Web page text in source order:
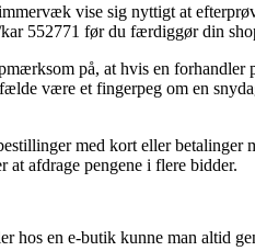
vise sig nyttigt at
552771 før du færdiggør din
på, at hvis en forhandler
være et fingerpeg om en
med kort eller
at afdrage pengene i flere bidder.
hos en e-butik kunne man altid